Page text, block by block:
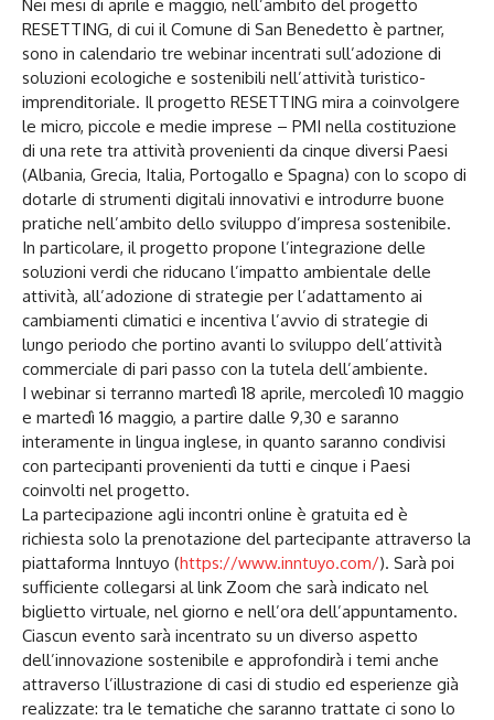
Nei mesi di aprile e maggio, nell’ambito del progetto
RESETTING, di cui il Comune di San Benedetto è partner,
sono in calendario tre webinar incentrati sull’adozione di
soluzioni ecologiche e sostenibili nell’attività turistico-
imprenditoriale. Il progetto RESETTING mira a coinvolgere
le micro, piccole e medie imprese – PMI nella costituzione
di una rete tra attività provenienti da cinque diversi Paesi
(Albania, Grecia, Italia, Portogallo e Spagna) con lo scopo di
dotarle di strumenti digitali innovativi e introdurre buone
pratiche nell’ambito dello sviluppo d’impresa sostenibile.
In particolare, il progetto propone l’integrazione delle
soluzioni verdi che riducano l’impatto ambientale delle
attività, all’adozione di strategie per l’adattamento ai
cambiamenti climatici e incentiva l’avvio di strategie di
lungo periodo che portino avanti lo sviluppo dell’attività
commerciale di pari passo con la tutela dell’ambiente.
I webinar si terranno martedì 18 aprile, mercoledì 10 maggio
e martedì 16 maggio, a partire dalle 9,30 e saranno
interamente in lingua inglese, in quanto saranno condivisi
con partecipanti provenienti da tutti e cinque i Paesi
coinvolti nel progetto.
La partecipazione agli incontri online è gratuita ed è
richiesta solo la prenotazione del partecipante attraverso la
piattaforma Inntuyo (https://www.inntuyo.com/). Sarà poi
sufficiente collegarsi al link Zoom che sarà indicato nel
biglietto virtuale, nel giorno e nell’ora dell’appuntamento.
Ciascun evento sarà incentrato su un diverso aspetto
dell’innovazione sostenibile e approfondirà i temi anche
attraverso l’illustrazione di casi di studio ed esperienze già
realizzate: tra le tematiche che saranno trattate ci sono lo